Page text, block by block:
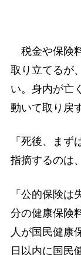
税金や保険
取り立てるが
い。身内が亡
動いて取り戻
「死後、まず
指摘するのは
「公的保険
分の健康保険
人が国民健康
日以内に国民